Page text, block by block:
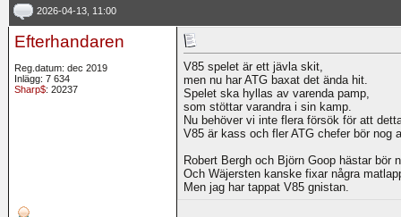
2026-04-13, 11:00
Efterhandaren
Reg.datum: dec 2019
Inlägg: 7 634
Sharp$: 20237
V85 spelet är ett jävla skit,
men nu har ATG baxat det ända hit.
Spelet ska hyllas av varenda pamp,
som stöttar varandra i sin kamp.
Nu behöver vi inte flera försök för att
V85 är kass och fler ATG chefer bör nog
Robert Bergh och Björn Goop hästar bör
Och Wäjersten kanske fixar några
Men jag har tappat V85 gnistan.